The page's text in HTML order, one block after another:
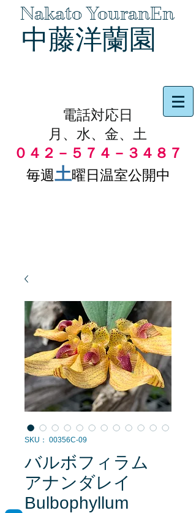
Nakato YouranEn
中藤洋蘭園
電話対応日
月、水、金、土
０４２－５７４－３４８７
毎週土曜日温室公開中
SKU： 00356C-09
バルボフィラム
アナンダレイ
Bulbophyllum